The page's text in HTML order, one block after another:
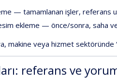
— tamamlanan işler, referans
ekleme — önce/sonra, saha
makine veya hizmet sektöründe
referans ve